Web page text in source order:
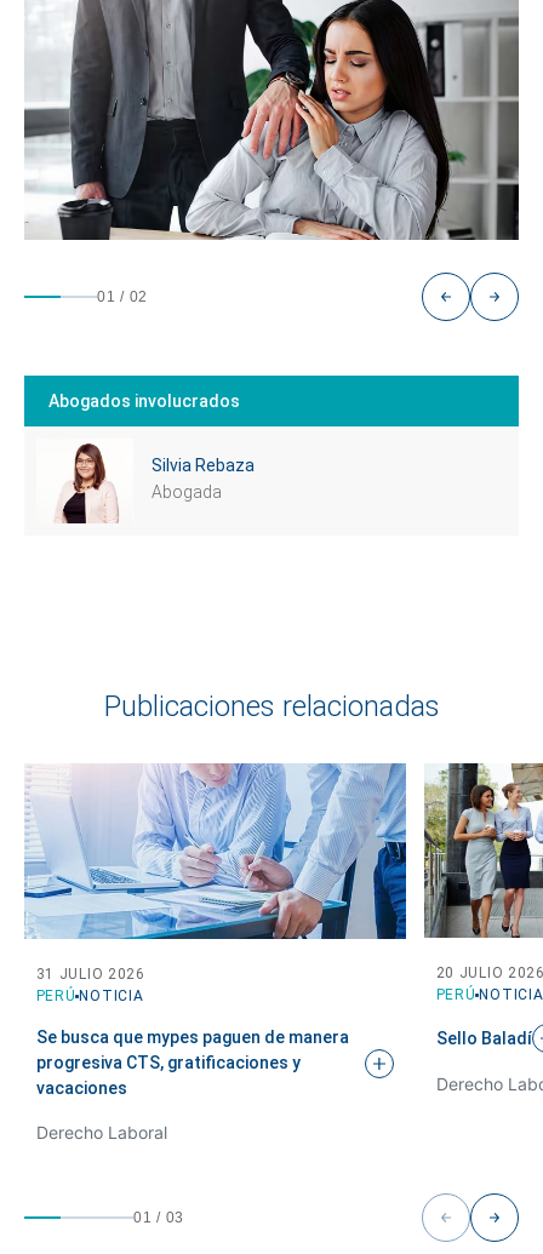
01 / 02
Abogados involucrados
Silvia Rebaza
Abogada
Publicaciones relacionadas
PERÚ NOTICIA
31 JULIO 2026
Se busca que mypes paguen de manera
progresiva CTS, gratificaciones y
vacaciones
Derecho Laboral
PERÚ NOTICIA
20 JULIO
Sello Baladí
Derecho
01 / 03